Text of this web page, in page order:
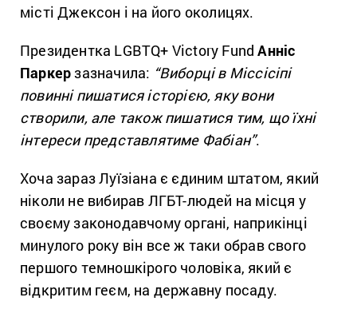
місті Джексон і на його околицях.
Президентка LGBTQ+ Victory FundАнніс
Паркерзазначила: “Виборці в Міссісіпі
повинні пишатися історією, яку вони
створили, але також пишатися тим, що їхні
інтереси представлятиме Фабіан”.
Хоча зараз Луїзіана є єдиним штатом, який
ніколи не вибирав ЛГБТ-людей на місця у
своєму законодавчому органі, наприкінці
минулого року він все ж таки обрав свого
першого темношкірого чоловіка, який є
відкритим геєм, на державну посаду.